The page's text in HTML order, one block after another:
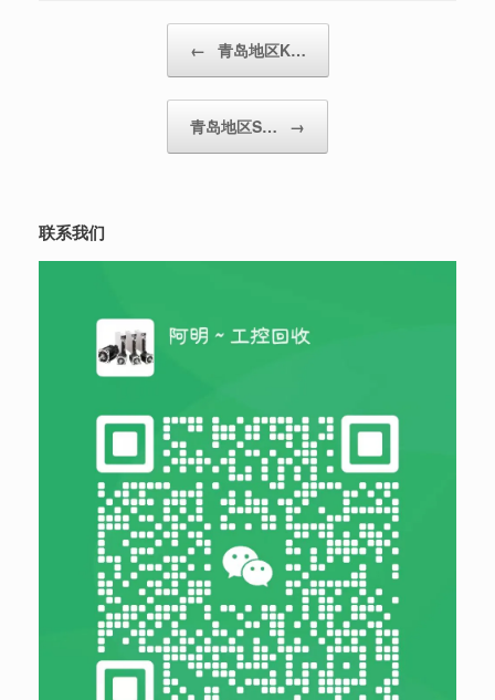
← 青岛地区K…
青岛地区S… →
联系我们